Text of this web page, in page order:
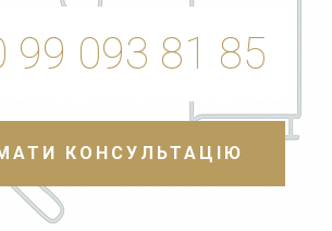
99 093 81 85
КОНСУЛЬТАЦІЮ